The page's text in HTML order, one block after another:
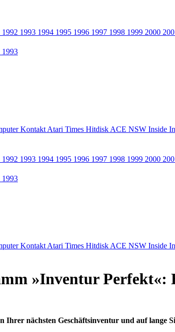
1992 1993 1994 1995 1996 1997 1998 1999 2000
1993
Kontakt Atari Times Hitdisk ACE NSW Inside
1992 1993 1994 1995 1996 1997 1998 1999 2000
1993
Kontakt Atari Times Hitdisk ACE NSW Inside
»Inventur Perfekt«:
Ihrer nächsten Geschäftsinventur und auf